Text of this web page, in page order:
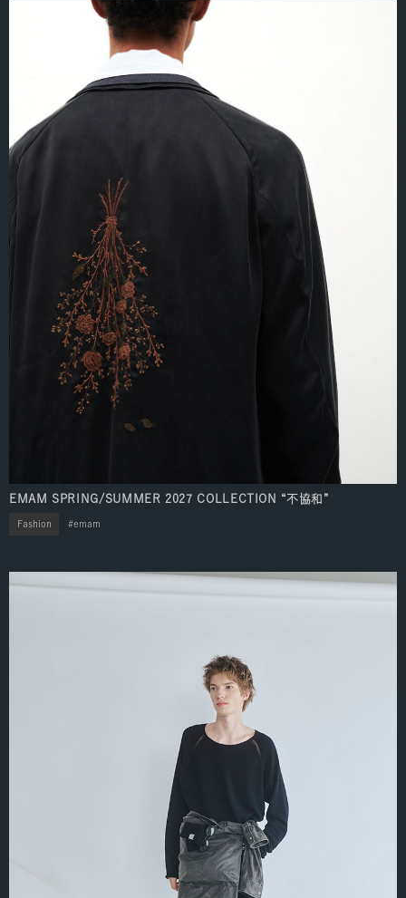
EMAM SPRING/SUMMER 2027 COLLECTION “不協和”
Fashion emam